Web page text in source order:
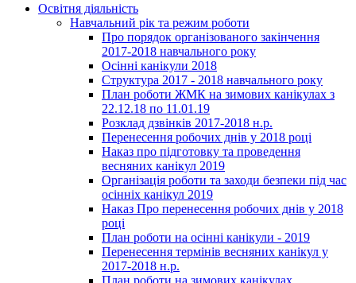
Освітня діяльність
Навчальний рік та режим роботи
Про порядок організованого закінчення
2017-2018 навчального року
Осінні канікули 2018
Структура 2017 - 2018 навчального року
План роботи ЖМК на зимових канікулах з
22.12.18 по 11.01.19
Розклад дзвінків 2017-2018 н.р.
Перенесення робочих днів у 2018 році
Наказ про підготовку та проведення
весняних канікул 2019
Організація роботи та заходи безпеки під час
осінніх канікул 2019
Наказ Про перенесення робочих днів у 2018
році
План роботи на осінні канікули - 2019
Перенесення термінів весняних канікул у
2017-2018 н.р.
План роботи на зимових канікулах